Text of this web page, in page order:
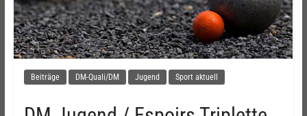
Beiträge DM-Quali/DM Jugend Sport aktuell